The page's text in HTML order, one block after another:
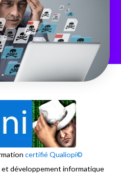
certifié Qualiopi©
et développement informatique